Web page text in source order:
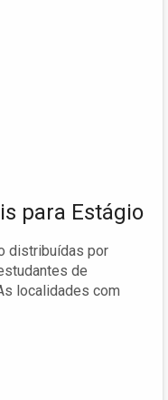
para Estágio
distribuídas por
de
localidades com